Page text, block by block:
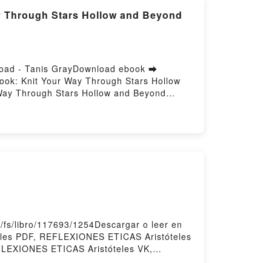
Stars Hollow and Beyond
- Tanis GrayDownload ebook ➡
Knit Your Way Through Stars Hollow
Through Stars Hollow and Beyond
The Official Knitting Book: Knit Your
libro/117693/1254Descargar o leer en
PDF, REFLEXIONES ETICAS Aristóteles
ETICAS Aristóteles VK,